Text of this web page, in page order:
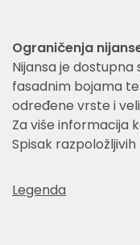
Ograničenja
Nijansa je
fasadnim bojama
određene vrste i
Za više informacija
Spisak
Legenda